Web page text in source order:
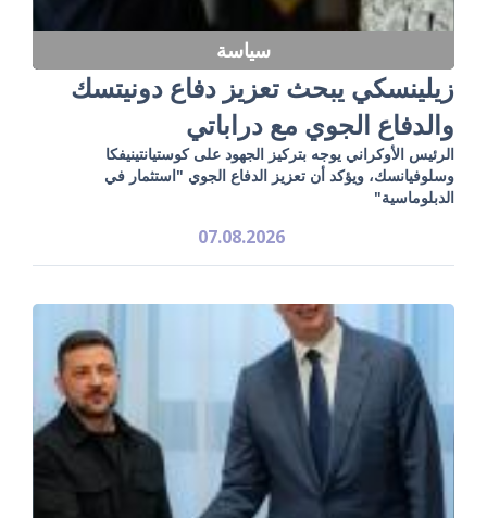
سياسة
زيلينسكي يبحث تعزيز دفاع دونيتسك
والدفاع الجوي مع دراباتي
الرئيس الأوكراني يوجه بتركيز الجهود على كوستيانتينيفكا
وسلوفيانسك، ويؤكد أن تعزيز الدفاع الجوي "استثمار في
الدبلوماسية"
07.08.2026